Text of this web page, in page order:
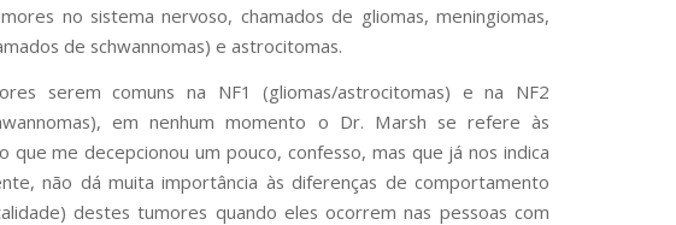
no sistema nervoso, chamados de gliomas, meningiomas,
de schwannomas) e astrocitomas.
serem comuns na NF1 (gliomas/astrocitomas) e na NF2
em nenhum momento o Dr. Marsh se refere às
que me decepcionou um pouco, confesso, mas que já nos indica
não dá muita importância às diferenças de comportamento
destes tumores quando eles ocorrem nas pessoas com